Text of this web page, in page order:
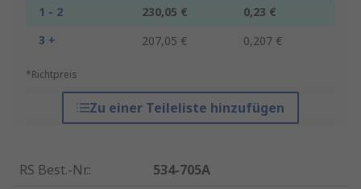
1 - 2 230,05 €
0,23 €
3 +
207,05 € 0,207 €
*Richtpreis
Zu einer Teileliste hinzufügen
RS Best.-Nr.:
534-705A